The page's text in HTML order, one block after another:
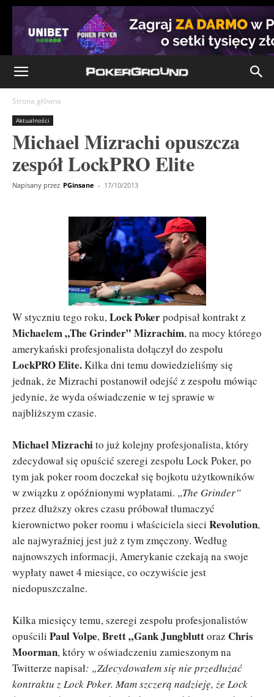
Strona główna
Aktualności
Michael Mizrachi opuszcza
zespół LockPRO Elite
Napisany przez PGinsane - 17/10/2013
W styczniu tego roku,Lock Pokerpodpisał kontrakt z
Michaelem „The Grinder” Mizrachim, na mocy którego
amerykański profesjonalista dołączył do zespołu
LockPRO Elite.Kilka dni temu dowiedzieliśmy się
jednak, że Mizrachi postanowił odejść z zespołu mówiąc
jedynie, że wyda oświadczenie w tej sprawie w
najbliższym czasie.
Michael Mizrachito już kolejny profesjonalista, który
zdecydował się opuścić szeregi zespołu Lock Poker, po
tym jak poker room doczekał się bojkotu użytkowników
w związku z opóźnionymi wypłatami. „The Grinder”
przez dłuższy okres czasu próbował tłumaczyć
kierownictwo poker roomu i właściciela sieci Revolution,
ale najwyraźniej jest już z tym zmęczony. Według
najnowszych informacji, Amerykanie czekają na swoje
wypłaty nawet 4 miesiące, co oczywiście jest
niedopuszczalne.
Kilka miesięcy temu, szeregi zespołu profesjonalistów
opuścili Paul Volpe,Brett „Gank Jungbluttoraz Chris
Moorman, który w oświadczeniu zamieszonym na
Twitterze napisał: „Zdecydowałem się nie przedłużać
kontraktu z Lock Poker. Mam szczerą nadzieję, że Lock